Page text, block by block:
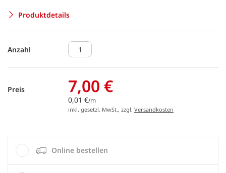
Produktdetails
Anzahl
Preis 7,00 €
0,01 €/m
inkl. gesetzl. MwSt., zzgl. Versandkosten
Online bestellen